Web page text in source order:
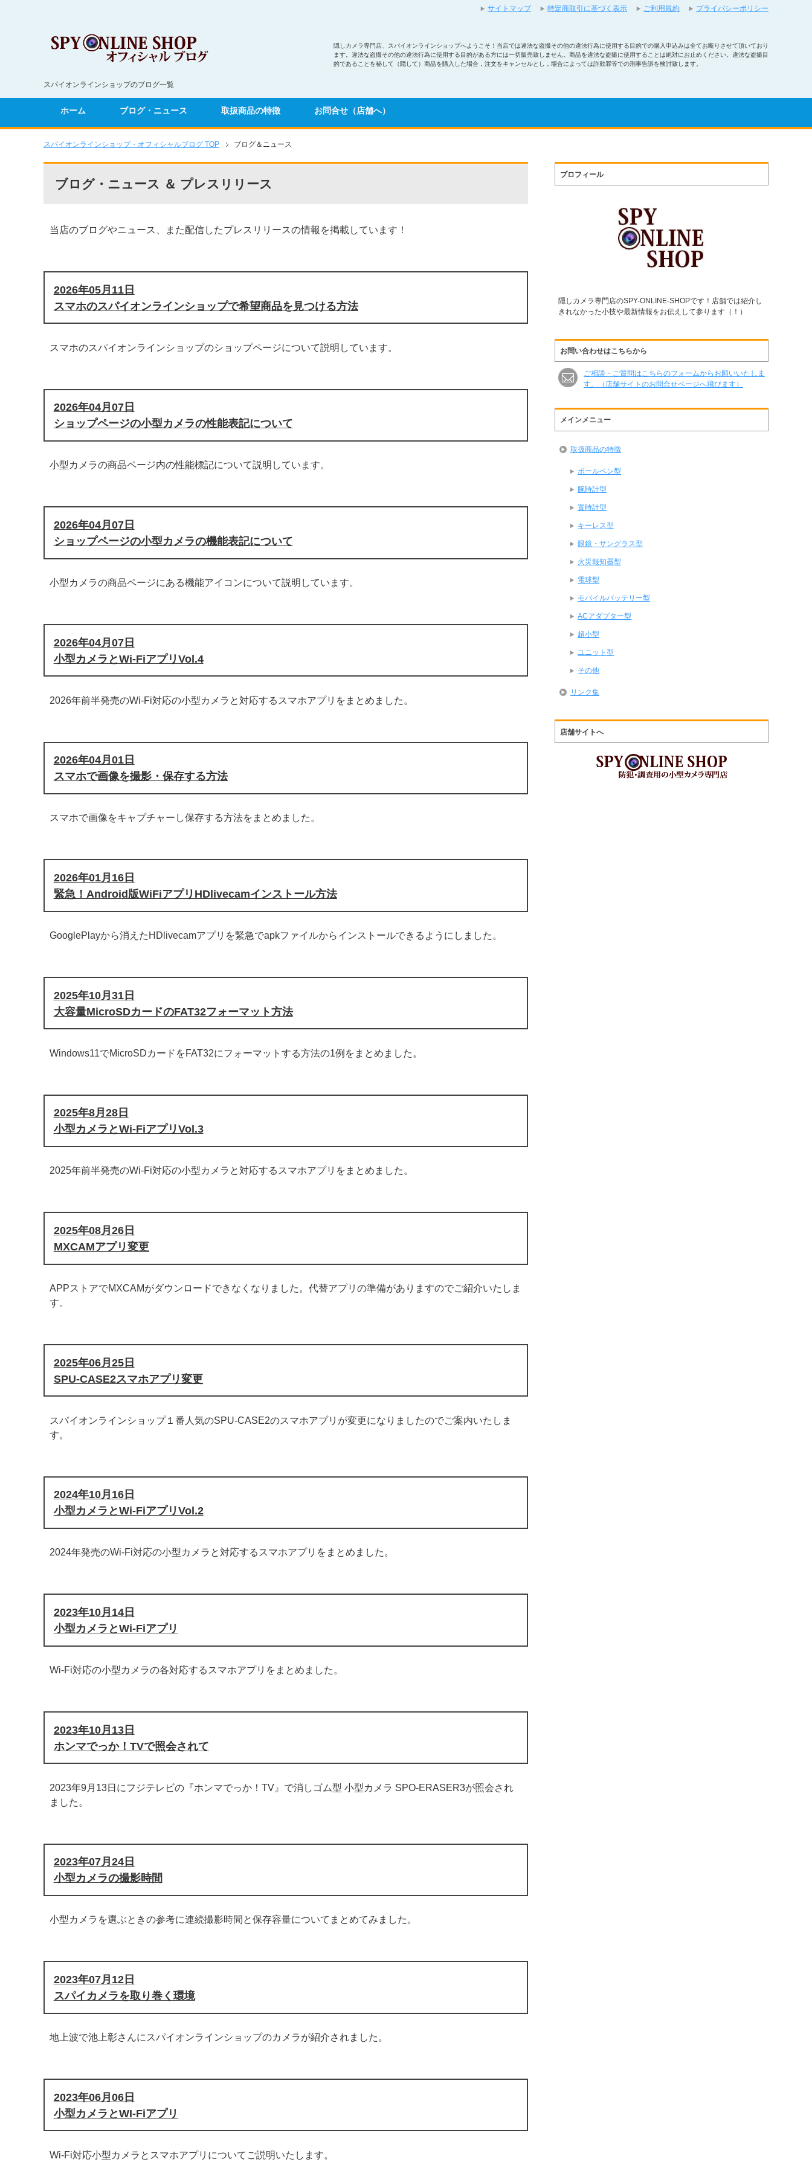
スパイオンラインショップのブログ一覧
隠しカメラ専門店、スパイオンラインショップへようこそ！当店では違法な盗撮その他の違法行為に使用する目的での購入申込みは全てお断りさせて頂いており
ます。違法な盗撮その他の違法行為に使用する目的がある方には一切販売致しません。商品を違法な盗撮に使用することは絶対にお止めください。違法な盗撮目
的であることを秘して（隠して）商品を購入した場合，注文をキャンセルとし，場合によっては詐欺罪等での刑事告訴を検討致します。
ホーム ブログ・ニュース 取扱商品の特徴 お問合せ（店舗へ）
スパイオンラインショップ・オフィシャルブログ TOP ブログ＆ニュース
ブログ・ニュース ＆ プレスリリース
当店のブログやニュース、また配信したプレスリリースの情報を掲載しています！
2026年05月11日
スマホのスパイオンラインショップで希望商品を見つける方法
スマホのスパイオンラインショップのショップページについて説明しています。
2026年04月07日
ショップページの小型カメラの性能表記について
小型カメラの商品ページ内の性能標記について説明しています。
2026年04月07日
ショップページの小型カメラの機能表記について
小型カメラの商品ページにある機能アイコンについて説明しています。
2026年04月07日
小型カメラとWi-FiアプリVol.4
2026年前半発売のWi-Fi対応の小型カメラと対応するスマホアプリをまとめました。
2026年04月01日
スマホで画像を撮影・保存する方法
スマホで画像をキャプチャーし保存する方法をまとめました。
2026年01月16日
緊急！Android版WiFiアプリHDlivecamインストール方法
GooglePlayから消えたHDlivecamアプリを緊急でapkファイルからインストールできるようにしました。
2025年10月31日
大容量MicroSDカードのFAT32フォーマット方法
Windows11でMicroSDカードをFAT32にフォーマットする方法の1例をまとめました。
2025年8月28日
小型カメラとWi-FiアプリVol.3
2025年前半発売のWi-Fi対応の小型カメラと対応するスマホアプリをまとめました。
2025年08月26日
MXCAMアプリ変更
APPストアでMXCAMがダウンロードできなくなりました。代替アプリの準備がありますのでご紹介いたしま
す。
2025年06月25日
SPU-CASE2スマホアプリ変更
スパイオンラインショップ１番人気のSPU-CASE2のスマホアプリが変更になりましたのでご案内いたしま
す。
2024年10月16日
小型カメラとWi-FiアプリVol.2
2024年発売のWi-Fi対応の小型カメラと対応するスマホアプリをまとめました。
2023年10月14日
小型カメラとWi-Fiアプリ
Wi-Fi対応の小型カメラの各対応するスマホアプリをまとめました。
2023年10月13日
ホンマでっか！TVで照会されて
2023年9月13日にフジテレビの『ホンマでっか！TV』で消しゴム型 小型カメラ SPO-ERASER3が照会され
ました。
2023年07月24日
小型カメラの撮影時間
小型カメラを選ぶときの参考に連続撮影時間と保存容量についてまとめてみました。
2023年07月12日
スパイカメラを取り巻く環境
地上波で池上彰さんにスパイオンラインショップのカメラが紹介されました。
2023年06月06日
小型カメラとWI-Fiアプリ
Wi-Fi対応小型カメラとスマホアプリについてご説明いたします。
プロフィール
隠しカメラ専門店のSPY-ONLINE-SHOPです！店舗では紹介し
きれなかった小技や最新情報をお伝えして参ります（！）
お問い合わせはこちらから
ご相談・ご質問はこちらのフォームからお願いいたしま
す。（店舗サイトのお問合せページへ飛びます）
メインメニュー
取扱商品の特徴
ボールペン型
腕時計型
置時計型
キーレス型
眼鏡・サングラス型
火災報知器型
電球型
モバイルバッテリー型
ACアダプター型
超小型
ユニット型
その他
リンク集
店舗サイトへ
サイトマップ 特定商取引に基づく表示 ご利用規約 プライバシーポリシー